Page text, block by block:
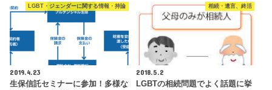
LGBT・ジェンダーに関する情報・持論
2019.4.23
生保信託セミナーに参加！多様な
相続・遺言、終活
2018.5.2
LGBTの相続問題でよく話題に挙